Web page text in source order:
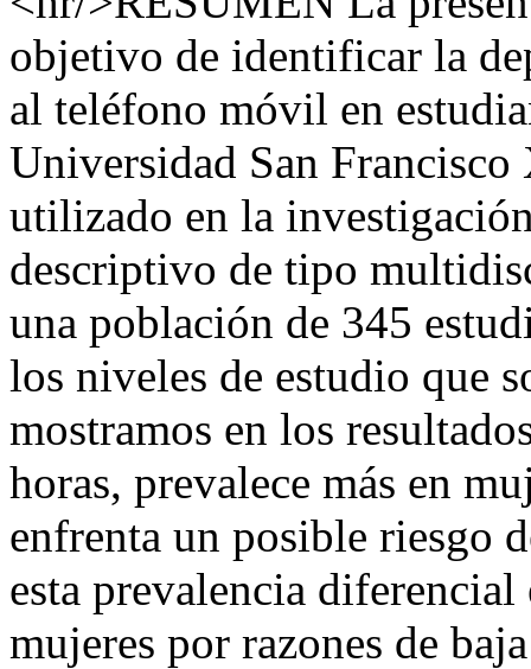
objetivo de identificar la
al teléfono móvil en
Universidad San
utilizado en la
descriptivo de tipo
una población de 345
los niveles de estudio que
mostramos en los
horas, prevalece más en
enfrenta un posible riesgo
esta prevalencia diferencial
mujeres por razones de